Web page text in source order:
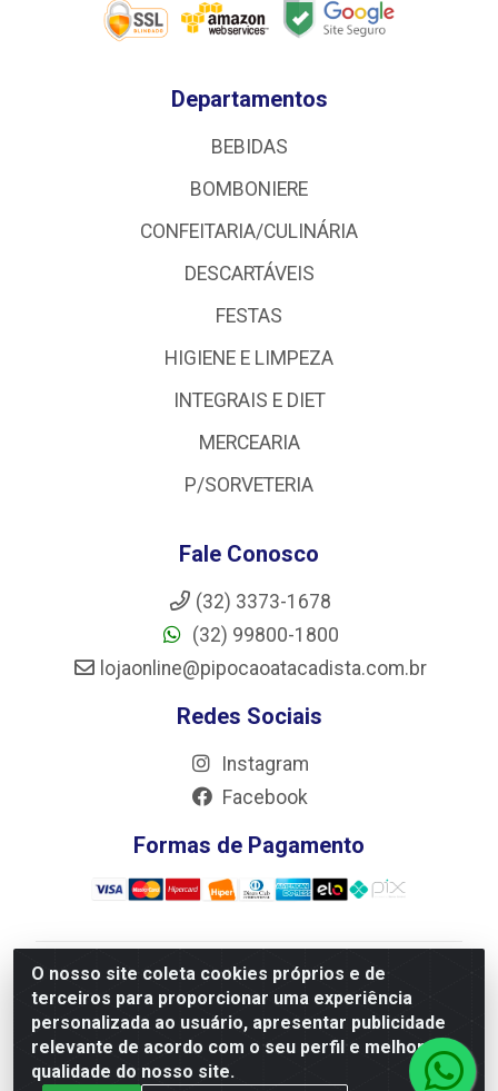
O nosso site coleta cookies próprios e de
terceiros para proporcionar uma experiência
personalizada ao usuário, apresentar publicidade
relevante de acordo com o seu perfil e melhorar a
qualidade do nosso site.
Departamentos
BEBIDAS
BOMBONIERE
CONFEITARIA/CULINÁRIA
DESCARTÁVEIS
FESTAS
HIGIENE E LIMPEZA
INTEGRAIS E DIET
MERCEARIA
P/SORVETERIA
Fale Conosco
(32) 3373-1678
(32) 99800-1800
lojaonline@pipocaoatacadista.com.br
Redes Sociais
Instagram
Facebook
Formas de Pagamento
JRS Distribuição e Logística LTDA - Rua Antônio do
Sacramento Torga 70, Vila Nossa Senhora de Fatima -
São João Del Rei/MG - CEP 36305-334 - CNPJ
66.194.085/0001-02